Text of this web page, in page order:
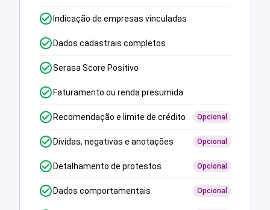
Indicação de empresas vinculadas
Dados cadastrais completos
Serasa Score Positivo
Faturamento ou renda presumida
Recomendação e limite de crédito Opcional
Dívidas, negativas e anotações Opcional
Detalhamento de protestos Opcional
Dados comportamentais Opcional